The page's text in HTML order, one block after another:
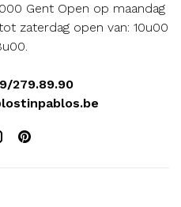
Gent Open op maandag
zaterdag open van: 10u00
279.89.90